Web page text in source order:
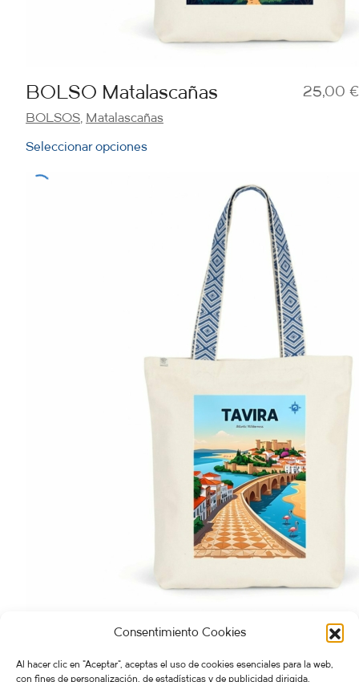
Consentimiento Cookies
Al hacer clic en "Aceptar", aceptas el uso de cookies esenciales para la web,
con fines de personalización, de estadísticas y de publicidad dirigida,
BOLSO Matalascañas
BOLSOS, Matalascañas
Seleccionar opciones
25,00 €
BOLSO Tavira
BOLSOS ,Tavira
25,00